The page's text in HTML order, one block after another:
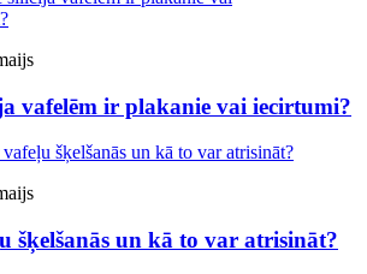
vafelēm ir plakanie vai iecirtumi?
šķelšanās un kā to var atrisināt?